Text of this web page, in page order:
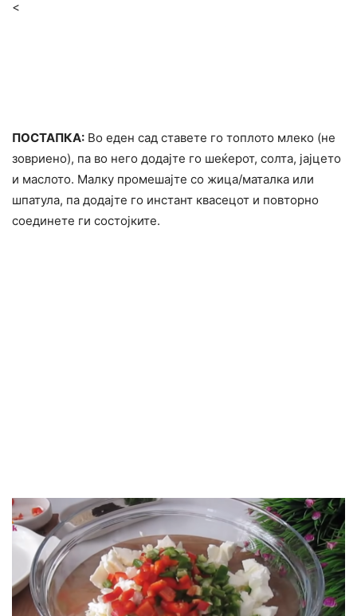
<
ПОСТАПКА: Во еден сад ставете го топлото млеко (не
зовриено), па во него додајте го шеќерот, солта, јајцето
и маслото. Малку промешајте со жица/маталка или
шпатула, па додајте го инстант квасецот и повторно
соединете ги состојките.